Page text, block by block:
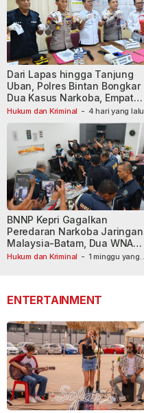
Hukum dan Kriminal - 4 hari yang lalu
Dari Lapas hingga Tanjung
Uban, Polres Bintan Bongkar
Dua Kasus Narkoba, Empat
Tersangka Dibekuk
Hukum dan Kriminal - 1 minggu yang
BNNP Kepri Gagalkan
Peredaran Narkoba Jaringan
Malaysia-Batam, Dua WNA
Masih Diburu
ENTERTAINMENT